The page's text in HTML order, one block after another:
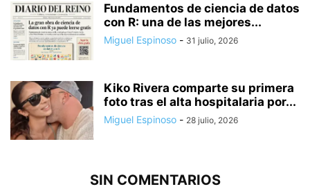
Fundamentos de ciencia de datos
con R: una de las mejores...
Miguel Espinoso - 31 julio, 2026
Kiko Rivera comparte su primera
foto tras el alta hospitalaria por...
Miguel Espinoso - 28 julio, 2026
SIN COMENTARIOS